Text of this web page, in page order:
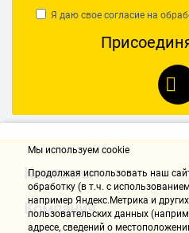
Я даю свое согласие на
Контакты
Компания
Мы используем cookie
Продолжая использовать наш
обработку (в т.ч. с
например Яндекс.Метрика и
пользовательских данных
адресе, сведений о